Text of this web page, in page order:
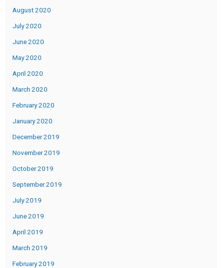
August 2020
July 2020
June 2020
May 2020
April 2020
March 2020
February 2020
January 2020
December 2019
November 2019
October 2019
September 2019
July 2019
June 2019
April 2019
March 2019
February 2019